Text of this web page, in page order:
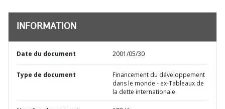
INFORMATION
Date du document 2001/05/30
Type de document
Financement du développement
dans le monde - ex-Tableaux de
la dette internationale